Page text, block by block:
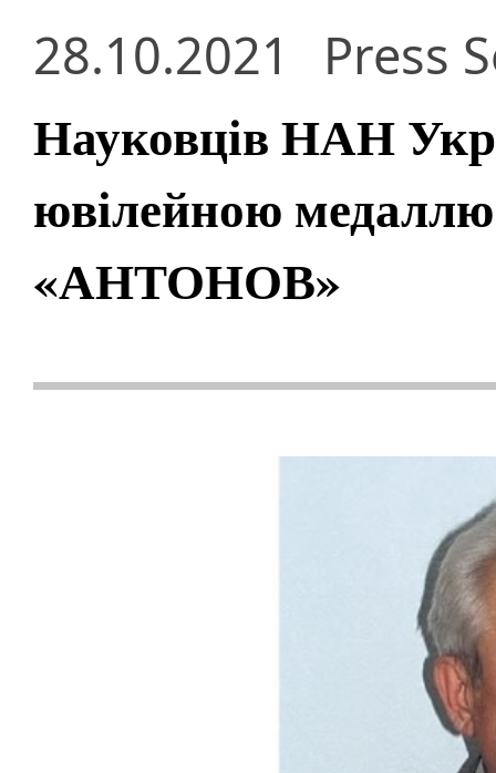
28.10.2021 Press
Науковців НАН
ювілейною
«АНТОНОВ»